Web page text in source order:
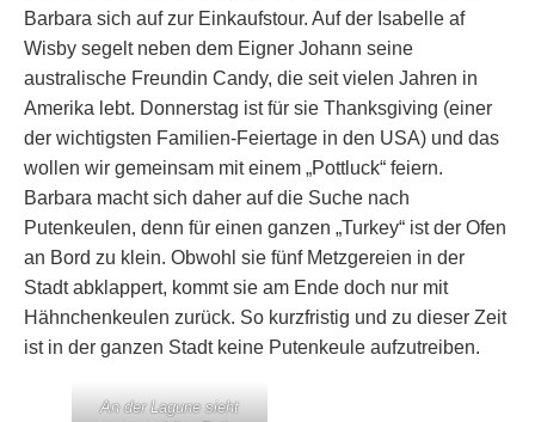
Barbara sich auf zur Einkaufstour. Auf der Isabelle af
Wisby segelt neben dem Eigner Johann seine
australische Freundin Candy, die seit vielen Jahren in
Amerika lebt. Donnerstag ist für sie Thanksgiving (einer
der wichtigsten Familien-Feiertage in den USA) und das
wollen wir gemeinsam mit einem „Pottluck“ feiern.
Barbara macht sich daher auf die Suche nach
Putenkeulen, denn für einen ganzen „Turkey“ ist der Ofen
an Bord zu klein. Obwohl sie fünf Metzgereien in der
Stadt abklappert, kommt sie am Ende doch nur mit
Hähnchenkeulen zurück. So kurzfristig und zu dieser Zeit
ist in der ganzen Stadt keine Putenkeule aufzutreiben.
An der Lagune sieht